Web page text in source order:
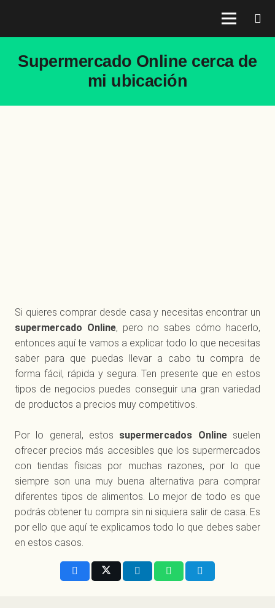
Supermercado Online cerca de
mi ubicación
Si quieres comprar desde casa y necesitas encontrar un
supermercado Online, pero no sabes cómo hacerlo,
entonces aquí te vamos a explicar todo lo que necesitas
saber para que puedas llevar a cabo tu compra de
forma fácil, rápida y segura. Ten presente que en estos
tipos de negocios puedes conseguir una gran variedad
de productos a precios muy competitivos.
Por lo general, estos supermercados Onlinesuelen
ofrecer precios más accesibles que los supermercados
con tiendas físicas por muchas razones, por lo que
siempre son una muy buena alternativa para comprar
diferentes tipos de alimentos. Lo mejor de todo es que
podrás obtener tu compra sin ni siquiera salir de casa. Es
por ello que aquí te explicamos todo lo que debes saber
en estos casos.